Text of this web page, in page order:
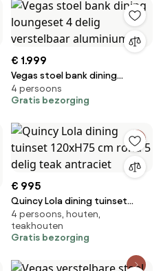
€ 1.999
Vegas stoel bank dining
loungeset 4 delig verstelbaar
aluminium
4 persoons
Gratis bezorging
€ 995
Quincy Lola dining tuinset
120xH75 cm rond 5 delig teak
antraciet
4 persoons, houten,
teakhouten
Gratis bezorging